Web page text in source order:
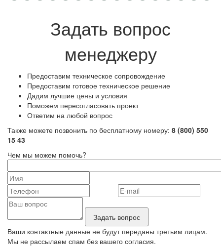
Задать вопрос
менеджеру
Предоставим техническое сопровождение
Предоставим готовое техническое решение
Дадим лучшие цены и условия
Поможем пересогласовать проект
Ответим на любой вопрос
Также можете позвонить по бесплатному номеру: 8 (800) 550
15 43
Чем мы можем помочь?
Ваши контактные данные не будут переданы третьим лицам.
Мы не рассылаем спам без вашего согласия.